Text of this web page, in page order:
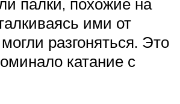
ими от
разгоняться. Это
катание с